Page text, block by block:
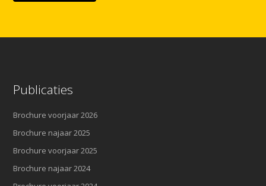
Publicaties
Brochure voorjaar 2026
Brochure najaar 2025
Brochure voorjaar 2025
Brochure najaar 2024